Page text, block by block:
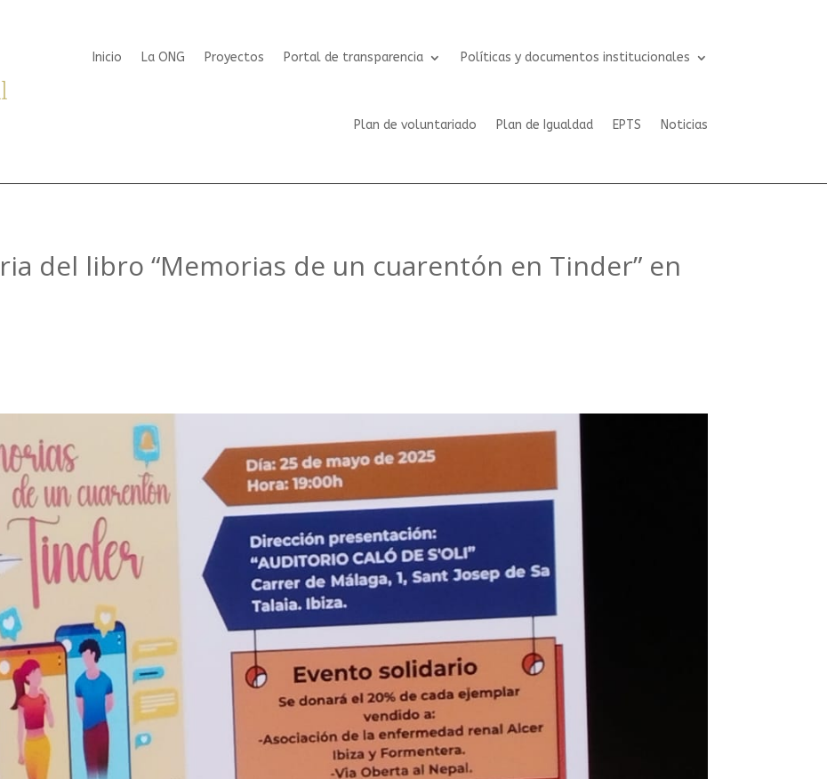
Inicio La ONG Proyectos Portal de transparencia Políticas y documentos institucionales
Plan de voluntariado Plan de Igualdad EPTS Noticias
del libro “Memorias de un cuarentón en Tinder” en